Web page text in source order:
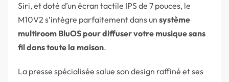
Siri, et doté d’un écran tactile IPS de 7 pouces, le
M10V2 s’intègre parfaitement dans un système
multiroom BluOS pour diffuser votre musique sans
fil dans toute la maison.
La presse spécialisée salue son design raffiné et ses